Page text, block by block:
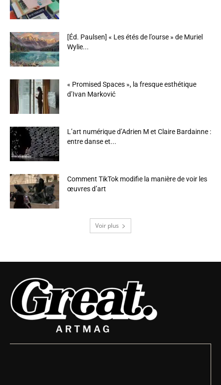
[Éd. Paulsen] « Les étés de l’ourse » de Muriel
Wylie...
« Promised Spaces », la fresque esthétique
d’Ivan Marković
L’art numérique d’Adrien M et Claire Bardainne :
entre danse et...
Comment TikTok modifie la manière de voir les
œuvres d’art
Voir plus